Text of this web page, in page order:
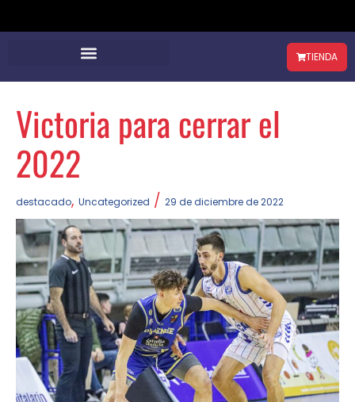
TIENDA
Victoria para cerrar el
2022
destacado, Uncategorized / 29 de diciembre de 2022